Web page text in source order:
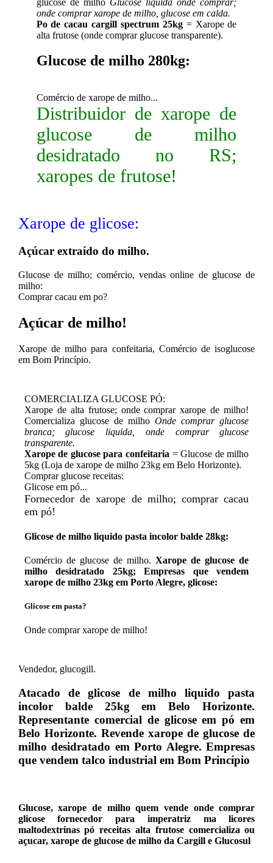
onde comprar xarope de milho, glucose em calda.
Po de cacau cargill spectrum 25kg= Xarope de
alta frutose (onde comprar glucose transparente).
Glucose de milho 280kg:
Comércio de xarope de milho...
Distribuidor de xarope de
glucose de milho
desidratado no RS;
xaropes de frutose!
Xarope de glicose:
Açúcar extraído do milho.
Glucose de milho; comércio, vendas online de glucose de
milho:
Comprar cacau em po?
Açúcar de milho!
Xarope de milho para confeitaria, Comércio de isoglucose
em Bom Princípio.
COMERCIALIZA GLUCOSE PÓ:
Xarope de alta frutose; onde comprar xarope de milho!
Comercializa glucose de milhoOnde comprar glucose
branca; glucose liquida, onde comprar glucose
transparente.
Xarope de glucose para confeitaria = Glucose de milho
5kg (Loja de xarope de milho 23kg em Belo Horizonte).
Comprar glucose receitas:
Glicose em pó...
Fornecedor de xarope de milho; comprar cacau
em pó!
Glicose de milho liquido pasta incolor balde 28kg:
Comércio de glucose de milho.Xarope de glucose de
milho desidratado 25kg; Empresas que vendem
xarope de milho 23kg em Porto Alegre, glicose:
Glicose em pasta?
Onde comprar xarope de milho!
Vendedor, glucogill.
Atacado de glicose de milho liquido pasta
incolor balde 25kg em Belo Horizonte.
Representante comercial de glicose em pó em
Belo Horizonte. Revende xarope de glucose de
milho desidratado em Porto Alegre. Empresas
que vendem talco industrial em Bom Princípio
Glucose, xarope de milho quem vende onde comprar
glicose fornecedor para imperatriz ma licores
maltodextrinas pó receitas alta frutose comercializa ou
açucar, xarope de glucose de milho da Cargill e Glucosul